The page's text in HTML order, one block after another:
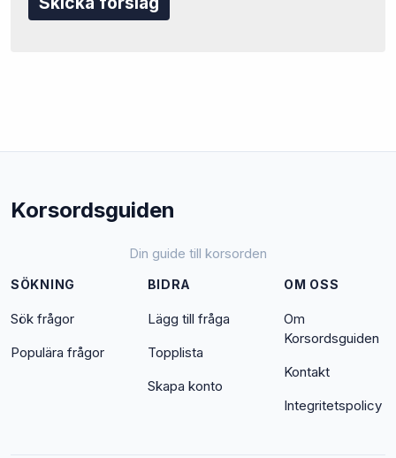
Korsordsguiden
Din guide till korsorden
SÖKNING
Sök frågor
Populära frågor
BIDRA
Lägg till fråga
Topplista
Skapa konto
OM OSS
Om
Korsordsguiden
Kontakt
Integritetspolicy